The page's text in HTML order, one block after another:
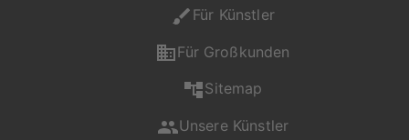
Für Künstler
Für Großkunden
Sitemap
Unsere Künstler